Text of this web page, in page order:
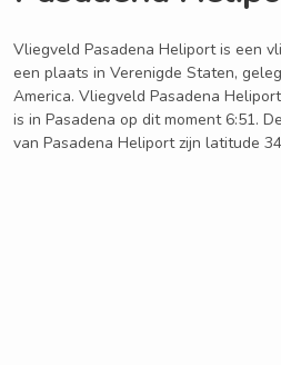
Vliegveld Pasadena Heliport is een
een plaats in Verenigde Staten,
America. Vliegveld Pasadena
is in Pasadena op dit moment 6:51.
van Pasadena Heliport zijn latitude